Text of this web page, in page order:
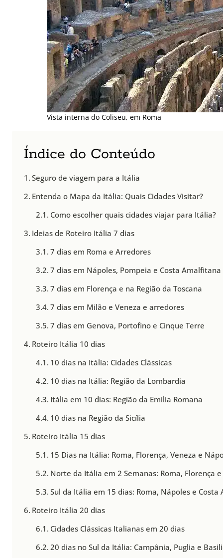
Vista interna do Coliseu, em Roma
Índice do Conteúdo
Seguro de viagem para a Itália
Entenda o Mapa da Itália: Quais Cidades Visitar?
Como escolher quais cidades viajar para Itália?
Ideias de Roteiro Itália 7 dias
7 dias em Roma e Arredores
7 dias em Nápoles, Pompeia e Costa Amalfitana
7 dias em Florença e na Região da Toscana
7 dias em Milão e Veneza e arredores
7 dias em Genova, Portofino e Cinque Terre
Roteiro Itália 10 dias
10 dias na Itália: Cidades Clássicas
10 dias na Itália: Região da Lombardia
Itália em 10 dias: Região da Emilia Romana
10 dias na Região da Sicília
Roteiro Itália 15 dias
15 Dias na Itália: Roma, Florença, Veneza e
Norte da Itália em 2 Semanas: Roma, Florença
Sul da Itália em 15 dias: Roma, Nápoles e Costa
Roteiro Itália 20 dias
Cidades Clássicas Italianas em 20 dias
20 dias no Sul da Itália: Campânia, Puglia e